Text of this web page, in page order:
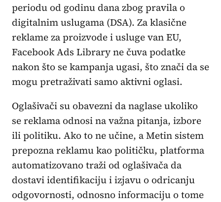
periodu od godinu dana zbog pravila o
digitalnim uslugama (DSA). Za klasične
reklame za proizvode i usluge van EU,
Facebook Ads Library ne čuva podatke
nakon što se kampanja ugasi, što znači da se
mogu pretraživati samo aktivni oglasi.
Oglašivači su obavezni da naglase ukoliko
se reklama odnosi na važna pitanja, izbore
ili politiku. Ako to ne učine, a Metin sistem
prepozna reklamu kao političku, platforma
automatizovano traži od oglašivača da
dostavi identifikaciju i izjavu o odricanju
odgovornosti, odnosno informaciju o tome